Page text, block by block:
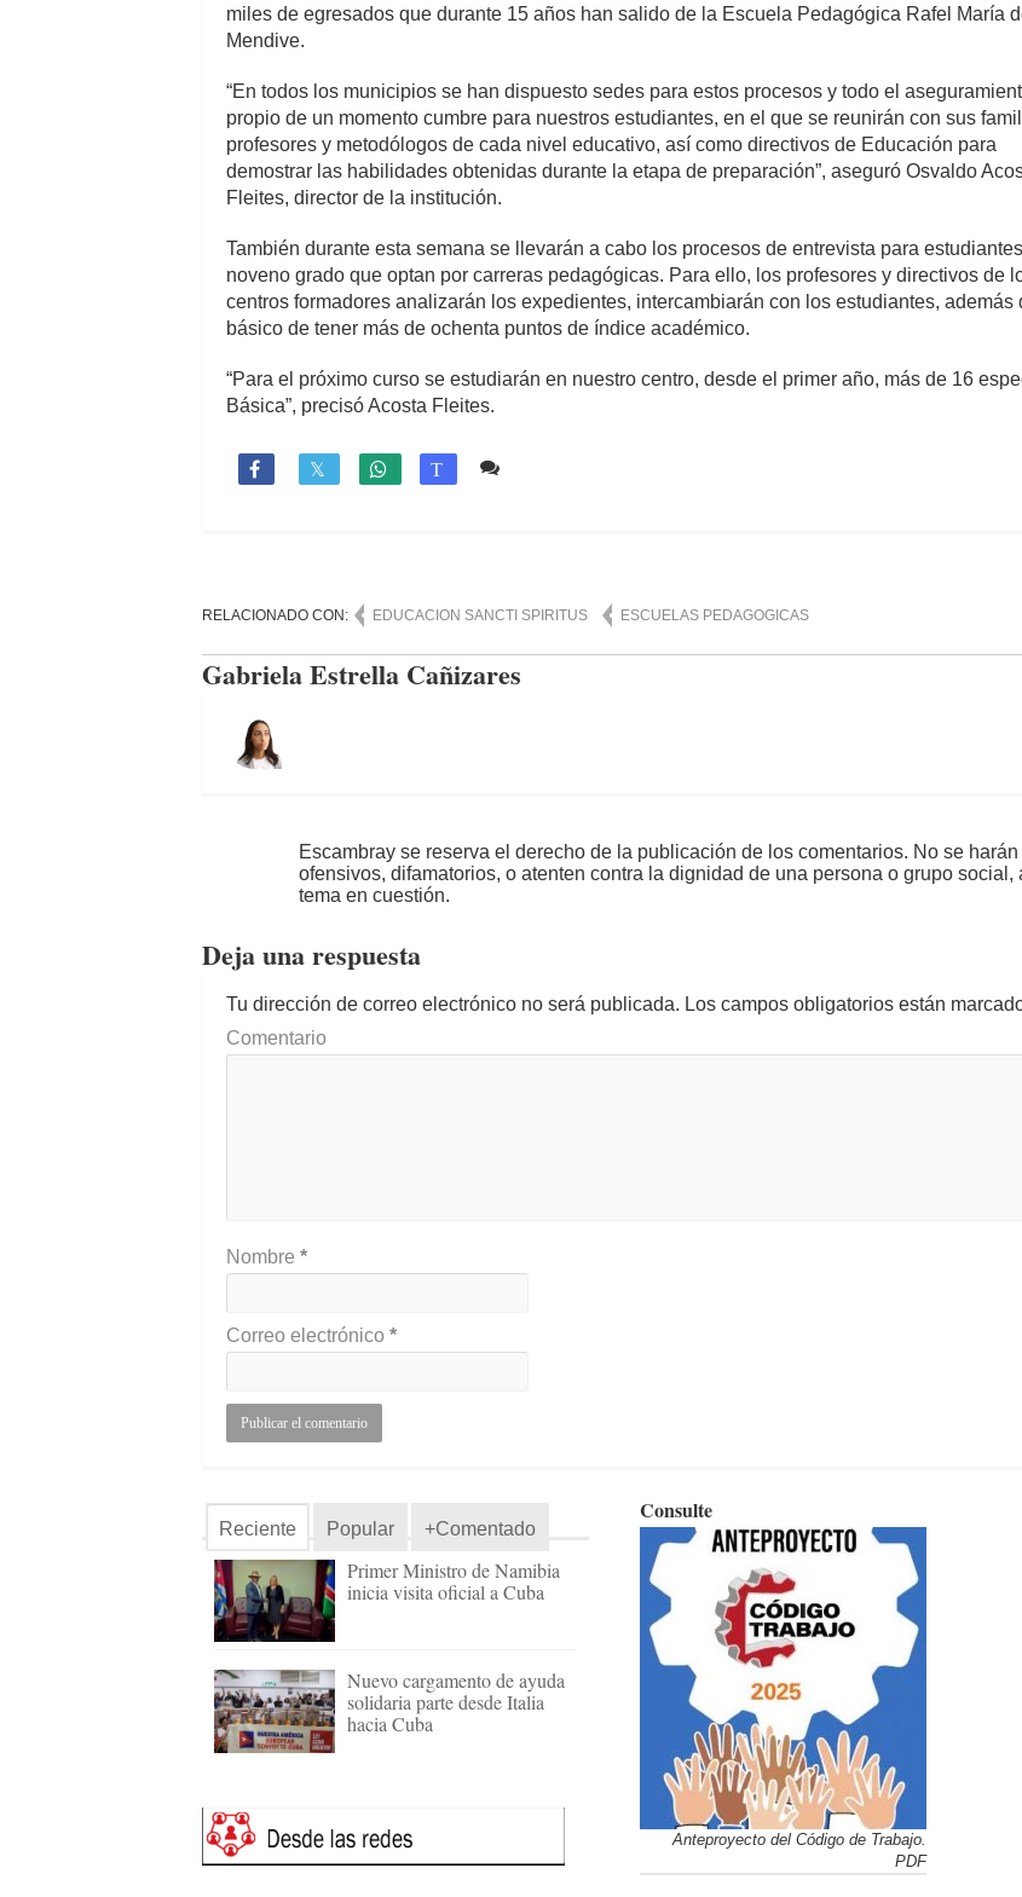
miles de egresados que durante 15 años han salido de la Escuela Pedagógica Rafel María
Mendive.
“En todos los municipios se han dispuesto sedes para estos procesos y todo el
propio de un momento cumbre para nuestros estudiantes, en el que se reunirán con sus
profesores y metodólogos de cada nivel educativo, así como directivos de Educación para
demostrar las habilidades obtenidas durante la etapa de preparación”, aseguró Osvaldo
Fleites, director de la institución.
También durante esta semana se llevarán a cabo los procesos de entrevista para
noveno grado que optan por carreras pedagógicas. Para ello, los profesores y directivos de
centros formadores analizarán los expedientes, intercambiarán con los estudiantes,
básico de tener más de ochenta puntos de índice académico.
“Para el próximo curso se estudiarán en nuestro centro, desde el primer año, más de 16
Básica”, precisó Acosta Fleites.
 T
RELACIONADO CON: EDUCACION SANCTI SPIRITUS ESCUELAS PEDAGOGICAS
Gabriela Estrella Cañizares
Escambray se reserva el derecho de la publicación de los comentarios. No se
ofensivos, difamatorios, o atenten contra la dignidad de una persona o grupo
tema en cuestión.
Deja una respuesta
Tu dirección de correo electrónico no será publicada. Los campos obligatorios están
Comentario
Nombre *
Correo electrónico *
Reciente Popular +Comentado
Primer Ministro de Namibia
inicia visita oficial a Cuba
Nuevo cargamento de ayuda
solidaria parte desde Italia
hacia Cuba
Consulte
Anteproyecto del Código de Trabajo.
PDF